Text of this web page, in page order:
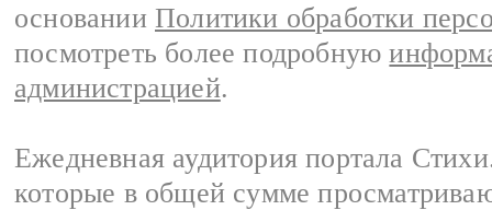
основании Политики обработки
посмотреть более подробную
администрацией.
Ежедневная аудитория портала
которые в общей сумме